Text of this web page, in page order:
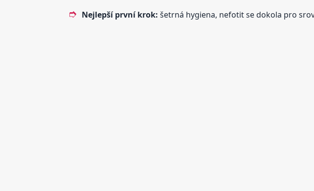
Nejlepší první krok: šetrná hygiena, nefotit se dokola pro